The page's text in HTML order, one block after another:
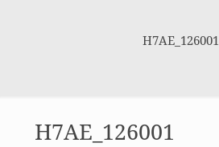
H7AE_126001
H7AE_126001